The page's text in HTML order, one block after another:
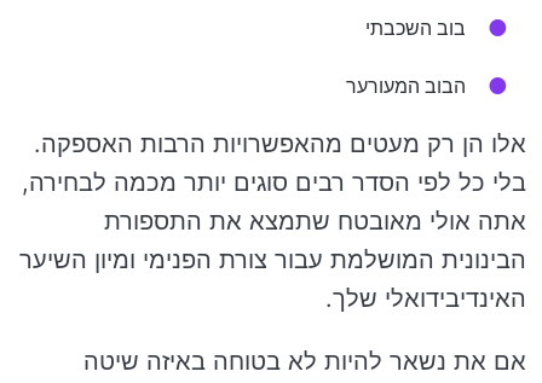
בוב השכבתי
הבוב המעורער
אלו הן רק מעטים מהאפשרויות הרבות האספקה.
בלי כל לפי הסדר רבים סוגים יותר מכמה לבחירה,
אתה אולי מאובטח שתמצא את התספורת
הבינונית המושלמת עבור צורת הפנימי ומיון השיער
האינדיבידואלי שלך.
אם את נשאר להיות לא בטוחה באיזה שיטה